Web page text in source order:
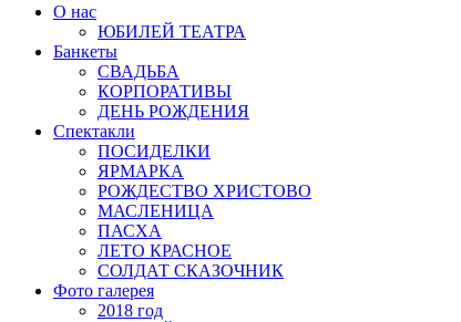
О нас
ЮБИЛЕЙ ТЕАТРА
Банкеты
СВАДЬБА
КОРПОРАТИВЫ
ДЕНЬ РОЖДЕНИЯ
Спектакли
ПОСИДЕЛКИ
ЯРМАРКА
РОЖДЕСТВО ХРИСТОВО
МАСЛЕНИЦА
ПАСХА
ЛЕТО КРАСНОЕ
СОЛДАТ СКАЗОЧНИК
Фото галерея
2018 год